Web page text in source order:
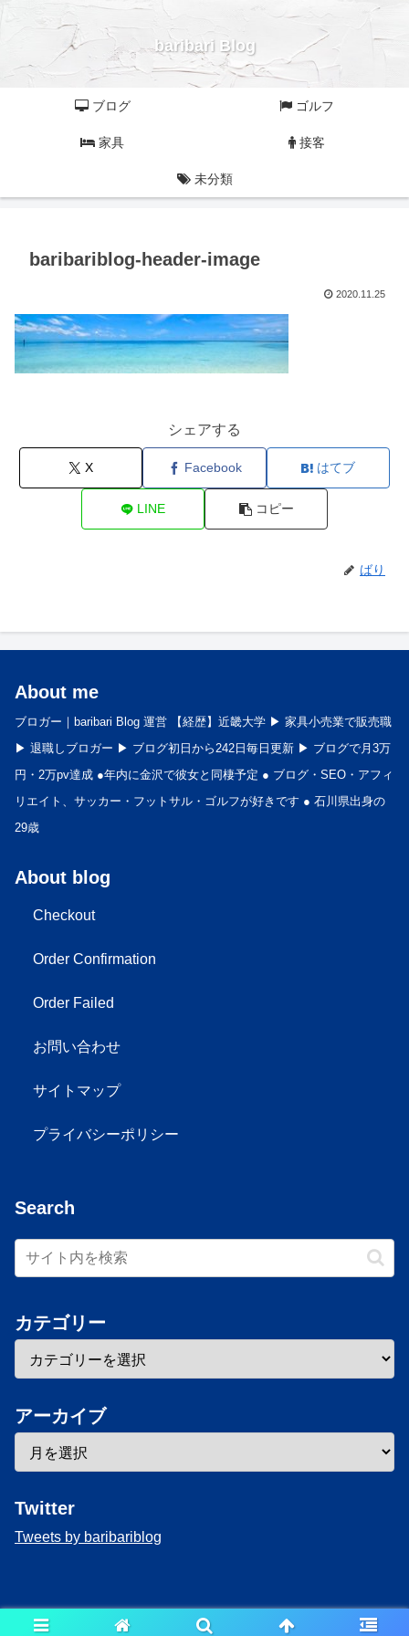
baribari Blog
ブログ ゴルフ
家具 接客
未分類
baribariblog-header-image
2020.11.25
シェアする
X Facebook はてブ
LINE コピー
ばり
About me
ブロガー｜baribari Blog 運営 【経歴】近畿大学 ▶︎ 家具小売業で販売職
▶︎ 退職しブロガー ▶︎ ブログ初日から242日毎日更新 ▶︎ ブログで月3万
円・2万pv達成 ●年内に金沢で彼女と同棲予定 ● ブログ・SEO・アフィ
リエイト、サッカー・フットサル・ゴルフが好きです ● 石川県出身の
29歳
About blog
Checkout
Order Confirmation
Order Failed
お問い合わせ
サイトマップ
プライバシーポリシー
Search
カテゴリー
アーカイブ
Twitter
Tweets by baribariblog
Copyright © 2020-2026 baribari Blog All Rights Reserved.